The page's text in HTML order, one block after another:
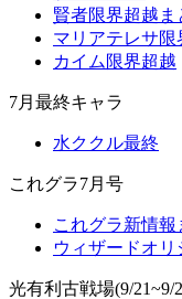
賢者限界超越ま
マリアテレサ限
カイム限界超越
7月最終キャラ
水ククル最終
これグラ7月号
これグラ新情報
ウィザードオリ
光有利古戦場(9/21~9/